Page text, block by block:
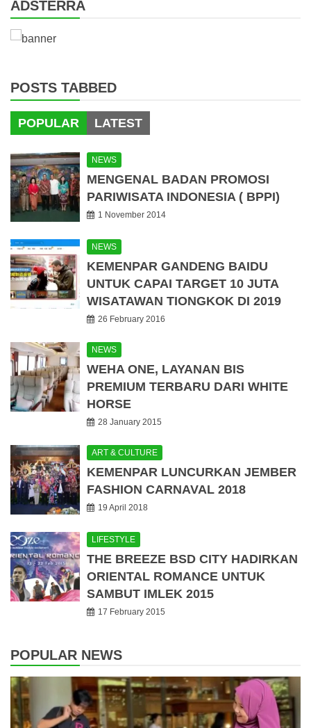
ADSTERRA
POSTS TABBED
POPULAR LATEST
NEWS
MENGENAL BADAN PROMOSI
PARIWISATA INDONESIA ( BPPI)
1 November 2014
NEWS
KEMENPAR GANDENG BAIDU
UNTUK CAPAI TARGET 10 JUTA
WISATAWAN TIONGKOK DI 2019
26 February 2016
NEWS
WEHA ONE, LAYANAN BIS
PREMIUM TERBARU DARI WHITE
HORSE
28 January 2015
ART & CULTURE
KEMENPAR LUNCURKAN JEMBER
FASHION CARNAVAL 2018
19 April 2018
LIFESTYLE
THE BREEZE BSD CITY HADIRKAN
ORIENTAL ROMANCE UNTUK
SAMBUT IMLEK 2015
17 February 2015
POPULAR NEWS